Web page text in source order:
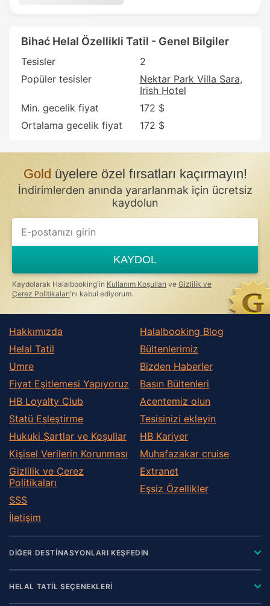
Bihać Helal Özellikli Tatil - Genel Bilgiler
Tesisler
2
Popüler tesisler
Nektar Park Villa Sara
Irish Hotel
Min. gecelik fiyat
172 $
Ortalama gecelik fiyat
172 $
Goldüyelere özel fırsatları kaçırmayın!
İndirimlerden anında yararlanmak için ücretsiz
kaydolun
If
you
ignore
this
field
KAYDOL
Kaydolarak Halalbooking'in Kullanım Koşulları ve Gizlilik ve
Çerez Politikaları'nı kabul ediyorum.
Hakkımızda
Helal Tatil
Umre
Fiyat Eşitlemesi Yapıyoruz
HB Loyalty Club
Statü Eşleştirme
Hukuki Şartlar ve Koşullar
Kişisel Verilerin Korunması
Gizlilik ve Çerez
Politikaları
SSS
İletişim
Halalbooking Blog
Bültenlerimiz
Bizden Haberler
Basın Bültenleri
Acentemiz olun
Tesisinizi ekleyin
HB Kariyer
Muhafazakar сruise
Extranet
Eşsiz Özellikler
DİĞER DESTİNASYONLARI KEŞFEDİN
HELAL TATİL SEÇENEKLERİ